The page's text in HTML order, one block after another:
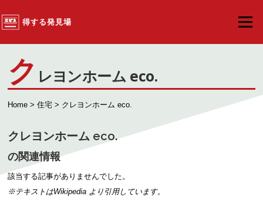
得する発見場
メニュ
ク レヨンホーム eco.
Home >住宅 > クレヨンホーム eco.
クレヨンホーム eco.
の関連情報
該当する記事がありませんでした。
※テキストはWikipedia より引用しています。